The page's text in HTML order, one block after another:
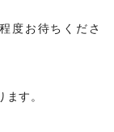
ント/
芸能人
・本・雑誌
度お待ちくださ
す。